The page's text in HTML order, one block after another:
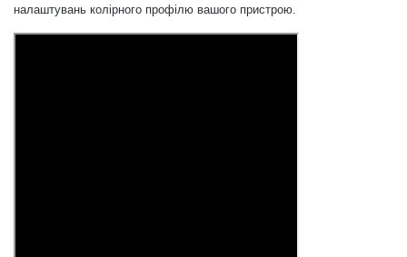
налаштувань колірного профілю вашого пристрою.